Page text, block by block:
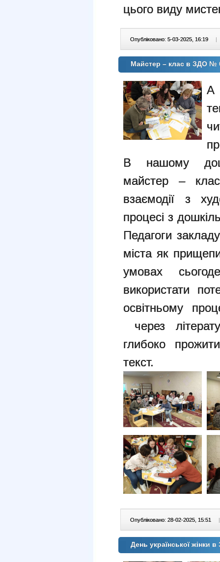
цього виду
Опубліковано: 5-03-2025, 16:19 |
Майстер – клас в ЗДО №
А
В нашому
майстер –
взаємодії з
процесі з
Педагоги
міста як
умовах
використати
освітньому
через
глибоко
текст.
Опубліковано: 28-02-2025, 15:51 |
День української жінки